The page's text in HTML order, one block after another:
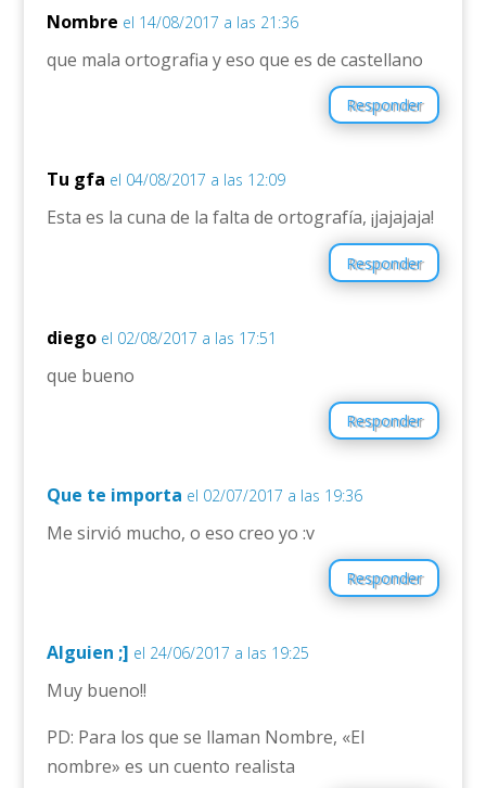
Nombre el 14/08/2017 a las 21:36
que mala ortografia y eso que es de castellano
Responder
Tu gfa el 04/08/2017 a las 12:09
Esta es la cuna de la falta de ortografía, ¡jajajaja!
Responder
diego el 02/08/2017 a las 17:51
que bueno
Responder
Que te importa el 02/07/2017 a las 19:36
Me sirvió mucho, o eso creo yo :v
Responder
Alguien ;] el 24/06/2017 a las 19:25
Muy bueno!!
PD: Para los que se llaman Nombre, «El
nombre» es un cuento realista